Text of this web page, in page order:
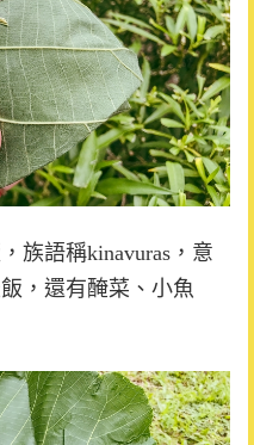
族語稱kinavuras，意
，還有醃菜、小魚